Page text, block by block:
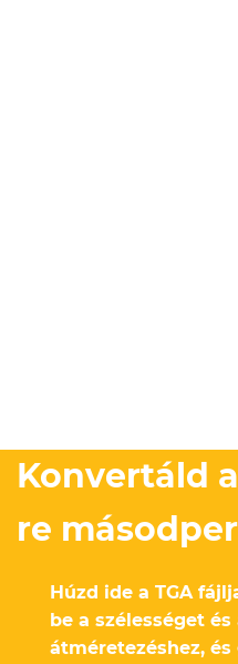
Konvertáld
re
Húzd ide a TGA
be a szélességet
átméretezéshez,